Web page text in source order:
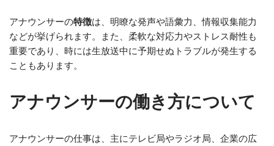
アナウンサーの特徴は、明瞭な発声や語彙力、情報収集能力
などが挙げられます。また、柔軟な対応力やストレス耐性も
重要であり、時には生放送中に予期せぬトラブルが発生する
こともあります。
アナウンサーの働き方について
アナウンサーの仕事は、主にテレビ局やラジオ局、企業の広